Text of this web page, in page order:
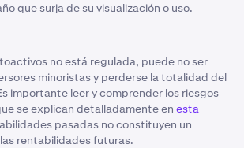
que surja de su visualización o uso.
no está regulada, puede no ser
minoristas y perderse la totalidad del
importante leer y comprender los riesgos
se explican detalladamente en esta
pasadas no constituyen un
rentabilidades futuras.